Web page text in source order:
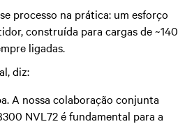
processo na prática: um esforço
construída para cargas de ~140
ligadas.
diz:
A nossa colaboração conjunta
NVL72 é fundamental para a